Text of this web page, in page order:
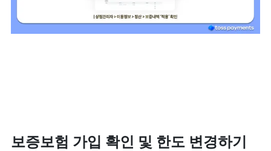
보증보험 가입 확인 및 한도 변경하기